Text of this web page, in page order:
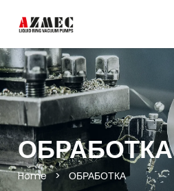
ОБРАБОТКА
Home>ОБРАБОТКА